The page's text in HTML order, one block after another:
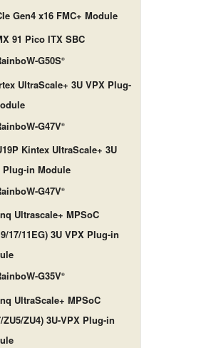
Gen4 x16 FMC+ Module
91 Pico ITX SBC
G50S®
UltraScale+ 3U VPX Plug-
G47V®
Kintex UltraScale+ 3U
Plug-in Module
G47V®
Ultrascale+ MPSoC
17/11EG) 3U VPX Plug-in
G35V®
UltraScale+ MPSoC
ZU5/ZU4) 3U-VPX Plug-in